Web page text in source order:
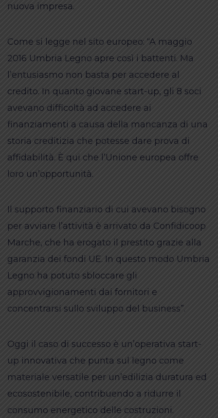
nuova impresa.
Come si legge nel sito europeo: “A maggio
2016 Umbria Legno apre così i battenti. Ma
l’entusiasmo non basta per accedere al
credito. In quanto giovane start-up, gli 8 soci
avevano difficoltà ad accedere ai
finanziamenti a causa della mancanza di una
storia creditizia che potesse dare prova di
affidabilità. È qui che l’Unione europea offre
loro un’opportunità.
Il supporto finanziario di cui avevano bisogno
per avviare l’attività è arrivato da Confidicoop
Marche, che ha erogato il prestito grazie alla
garanzia dei fondi UE. In questo modo Umbria
Legno ha potuto sbloccare gli
approvvigionamenti dai fornitori e
concentrarsi sullo sviluppo del business”.
Oggi il caso di successo è un’operativa start-
up innovativa che punta sul legno come
materiale versatile per un’edilizia duratura ed
ecosostenibile, contribuendo a ridurre il
consumo energetico delle costruzioni.